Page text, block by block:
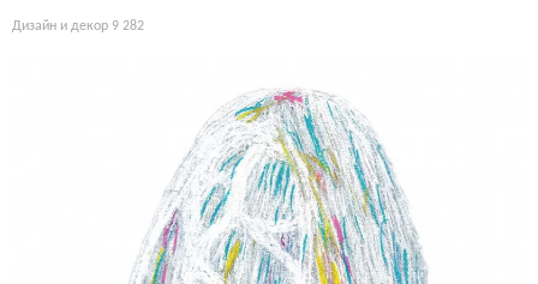
Дизайн и декор 9 282